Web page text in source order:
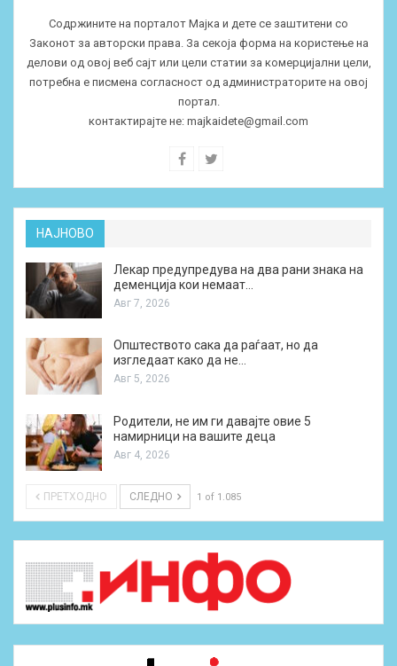
Содржините на порталот Мајка и дете се заштитени со
Законот за авторски права. За секоја форма на користење на
делови од овој веб сајт или цели статии за комерцијални цели,
потребна е писмена согласност од администраторите на овој
портал.
контактирајте не: majkaidete@gmail.com
НАЈНОВО
Лекар предупредува на два рани знака на
деменција кои немаат…
Авг 7, 2026
Општеството сака да раѓаат, но да
изгледаат како да не…
Авг 5, 2026
Родители, не им ги давајте овие 5
намирници на вашите деца
Авг 4, 2026
ПРЕТХОДНО СЛЕДНО 1 of 1.085